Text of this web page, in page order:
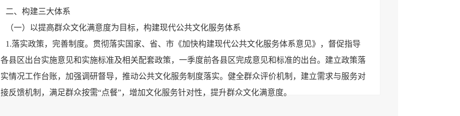
二、构建三大体系
（一）以提高群众文化满意度为目标，构建现代公共文化服务体系
1.落实政策，完善制度。贯彻落实国家、省、市《加快构建现代公共文化服务体系意见》，督促指导
各县区出台实施意见和实施标准及相关配套政策，一季度前各县区完成意见和标准的出台。建立政策落
实情况工作台账，加强调研督导，推动公共文化服务制度落实。健全群众评价机制，建立需求与服务对
接反馈机制，满足群众按需“点餐”，增加文化服务针对性，提升群众文化满意度。